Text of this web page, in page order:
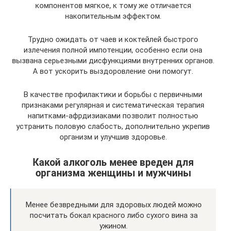
компонентов мягкое, к тому же отличается
накопительным эффектом.
Трудно ожидать от чаев и коктейлей быстрого
излечения полной импотенции, особенно если она
вызвана серьезными дисфункциями внутренних органов.
А вот ускорить выздоровление они помогут.
В качестве профилактики и борьбы с первичными
признаками регулярная и систематическая терапия
напитками-афрдизиаками позволит полностью
устранить половую слабость, дополнительно укрепив
организм и улучшив здоровье.
Какой алкоголь менее вреден для
организма женщины и мужчины
Менее безвредными для здоровых людей можно
посчитать бокал красного либо сухого вина за
ужином.